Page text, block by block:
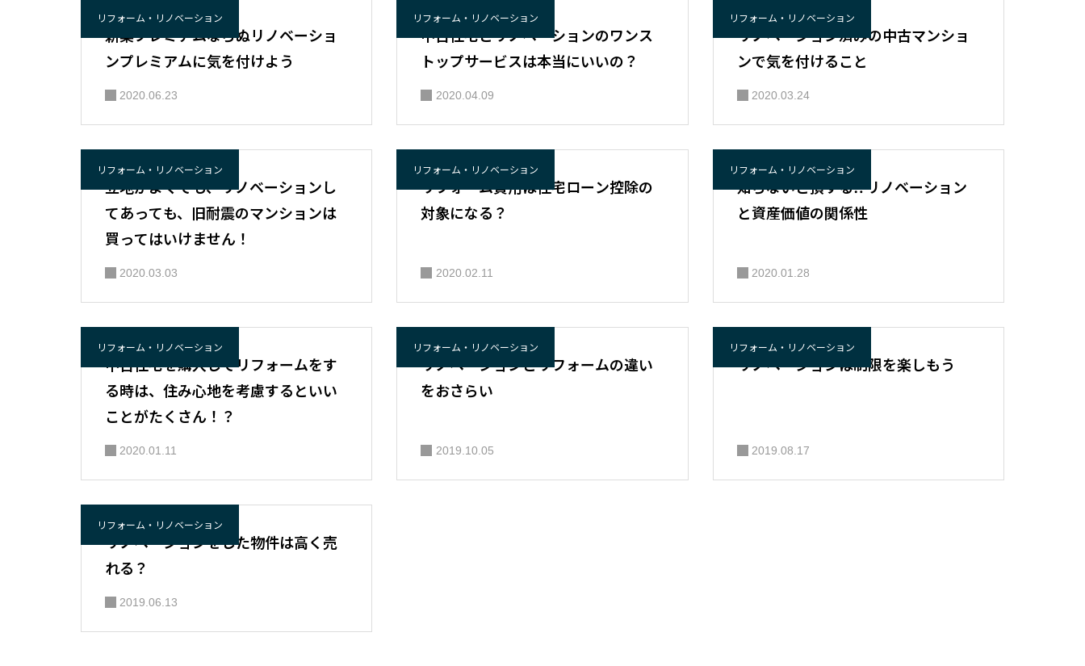
リフォーム・リノベーション
新築プレミアムならぬリノベーショ
ンプレミアムに気を付けよう
2020.06.23
リフォーム・リノベーション
中古住宅とリノベーションのワンス
トップサービスは本当にいいの？
2020.04.09
リフォーム・リノベーション
リノベーション済みの中古マンショ
ンで気を付けること
2020.03.24
リフォーム・リノベーション
立地がよくても、リノベーションし
てあっても、旧耐震のマンションは
買ってはいけません！
2020.03.03
リフォーム・リノベーション
リフォーム費用は住宅ローン控除の
対象になる？
2020.02.11
リフォーム・リノベーション
知らないと損する⁉リノベーション
と資産価値の関係性
2020.01.28
リフォーム・リノベーション
中古住宅を購入してリフォームをす
る時は、住み心地を考慮するといい
ことがたくさん！？
2020.01.11
リフォーム・リノベーション
リノベーションとリフォームの違い
をおさらい
2019.10.05
リフォーム・リノベーション
リノベーションは制限を楽しもう
2019.08.17
リフォーム・リノベーション
リノベーションをした物件は高く売
れる？
2019.06.13